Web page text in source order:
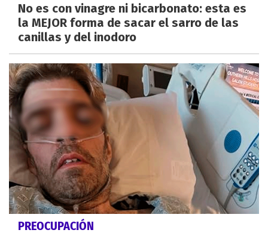
No es con vinagre ni bicarbonato: esta es
la MEJOR forma de sacar el sarro de las
canillas y del inodoro
PREOCUPACIÓN